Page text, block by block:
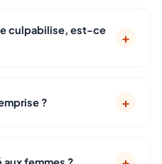
culpabilise, est-ce
+
? +